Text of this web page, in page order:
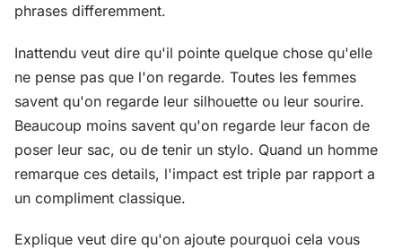
phrases differemment.
Inattendu veut dire qu'il pointe quelque chose qu'elle
ne pense pas que l'on regarde. Toutes les femmes
savent qu'on regarde leur silhouette ou leur sourire.
Beaucoup moins savent qu'on regarde leur facon de
poser leur sac, ou de tenir un stylo. Quand un homme
remarque ces details, l'impact est triple par rapport a
un compliment classique.
Explique veut dire qu'on ajoute pourquoi cela vous